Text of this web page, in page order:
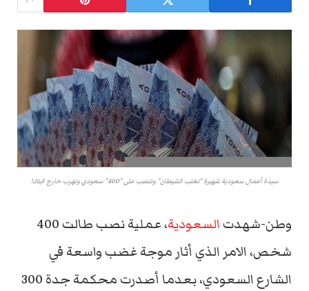
سيدة أعمال سعودية شهيرة "تغلب الشيطان" وتنصب على "400" سعودي وتهرب خارج البلاد!
وطن-شهدتالسعودية
، عملية نصب طالت 400
شخص، الامر الذي أثار موجة غضب واسعة في
الشارع السعودي، بعدما أصدرت محكمة جدة 300